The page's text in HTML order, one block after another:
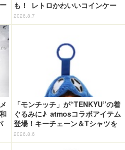
も！ レトロかわいいコインケー
ス第2弾がカプセルトイに登場♪
2026.8.7
「モンチッチ」が“TENKYU”の着
ぐるみに♪ atmosコラボアイテム
登場！キーチェーン＆Tシャツを
展開
2026.8.6